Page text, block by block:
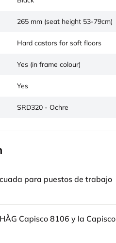
265 mm (seat height 53-79cm)
Hard castors for soft floors
Yes (in frame colour)
Yes
SRD320 - Ochre
para puestos de trabajo
Capisco 8106 y la Capisco